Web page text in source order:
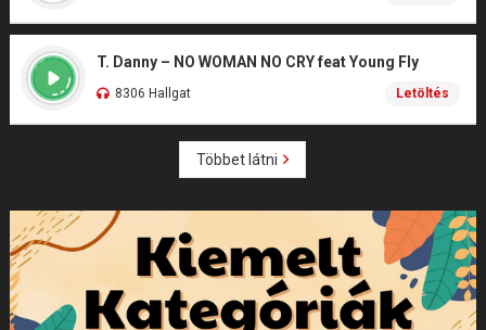
T. Danny – NO WOMAN NO CRY feat Young Fly
8306 Hallgat Letöltés
Többet látni